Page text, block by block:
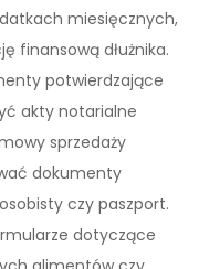
miesięcznych,
finansową dłużnika.
potwierdzające
akty notarialne
sprzedaży
dokumenty
czy paszport.
dotyczące